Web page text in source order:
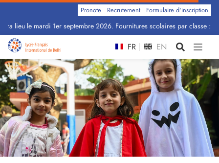
lieu le mardi 1er septembre 2026. Fournitures scolaires par classe :
Pronote Recrutement Formulaire d'inscription
FR EN